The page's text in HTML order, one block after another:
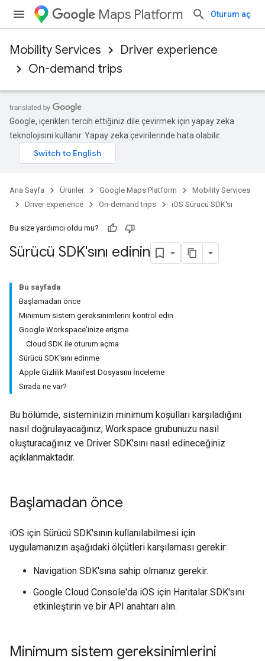
Maps Platform Oturum aç
Mobility Services
Driver experience
On-demand trips
Google, içerikleri tercih ettiğiniz dile çevirmek için yapay zeka
teknolojisini kullanır. Yapay zeka çevirilerinde hata olabilir.
Ana Sayfa Ürünler Google Maps Platform
Mobility Services
Driver experience
On-demand trips iOS Sürücü SDK'sı
Bu size yardımcı oldu mu?
Sürücü SDK'sını edinin
Bu sayfada
Başlamadan önce
Minimum sistem gereksinimlerini kontrol edin
Google Workspace'inize erişme
Cloud SDK ile oturum açma
Sürücü SDK'sını edinme
Apple Gizlilik Manifest Dosyasını İnceleme
Sırada ne var?
Bu bölümde, sisteminizin minimum koşulları karşıladığını
nasıl doğrulayacağınız, Workspace grubunuzu nasıl
oluşturacağınız ve Driver SDK'sını nasıl edineceğiniz
açıklanmaktadır.
Başlamadan önce
iOS için Sürücü SDK'sının kullanılabilmesi için
uygulamanızın aşağıdaki ölçütleri karşılaması gerekir:
Navigation SDK'sına sahip olmanız gerekir.
Google Cloud Console'da iOS için Haritalar SDK'sını
etkinleştirin ve bir API anahtarı alın.
Minimum sistem gereksinimlerini